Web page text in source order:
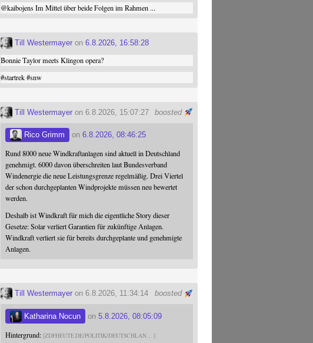
@kaibojensIm Mittel über beide Folgen im Rahmen ...
Till Westermayer on6.8.2026, 16:58:28
Bonnie Taylor meets Klingon opera?
#startrek #snw
boosted
Till Westermayer on 6.8.2026, 15:07:27
Rico Grimm on6.8.2026, 08:46:25
Rund 8000 neue Windkraftanlagen sind aktuell in Deutschland
genehmigt. 6000 davon überschreiten laut Bundesverband
Windenergie die neue Leistungsgrenze regelmäßig. Drei Viertel
der schon durchgeplanten Windprojekte müssen neu bewertet
werden.
Deshalb ist Windkraft für mich die eigentliche Story dieser
Gesetze: Solar verliert Garantien für zukünftige Anlagen.
Windkraft verliert sie für bereits durchgeplante und genehmigte
Anlagen.
boosted
Till Westermayer on 6.8.2026, 11:34:14
Katharina Nocun on5.8.2026, 08:05:09
Hintergrund: ZDFHEUTE.DE/POLITIK/DEUTSCHLAN